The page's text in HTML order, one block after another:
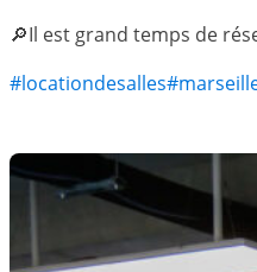
🔎Il est grand temps de
#locationdesalles